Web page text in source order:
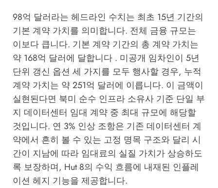
98억 달러라는 헤드라인 수치는 최초 15년 기간의
기본 계약 가치를 의미합니다. 전체 금융 규모는
이보다 큽니다. 기본 계약 기간의 총 계약 가치는
약 168억 달러에 달합니다 . 미공개 임차인이 5년
단위 갱신 옵션 세 가지를 모두 행사할 경우, 누적
계약 가치는 약 251억 달러에 이릅니다. 이 금액이
실현된다면 북미 순수 인프라 소유사 기준 단일 부
지 데이터센터 임대 계약 중 최대 규모에 해당할
것입니다. 연 3% 인상 조항은 기존 데이터센터 계
약에서 흔히 볼 수 있는 고정 명목 구조와 달리 시
간이 지남에 따라 임대료의 실질 가치가 상승하도
록 보장하며, Hut 8의 수익 흐름에 내재된 인플레
이션 헤지 기능을 제공합니다.